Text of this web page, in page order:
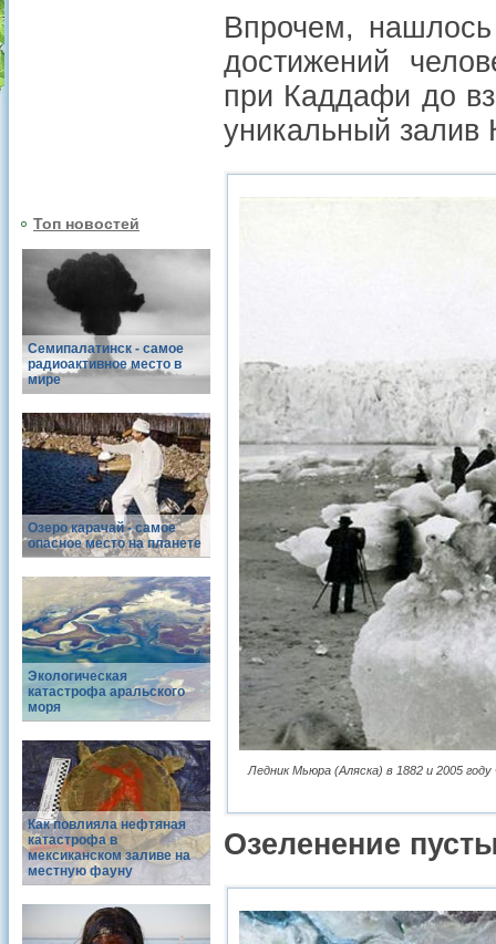
Топ новостей
Семипалатинск - cамое
радиоактивное место в
мире
Озеро карачай - самое
опасное место на планете
Экологическая
катастрофа аральского
моря
Как повлияла нефтяная
катастрофа в
мексиканском заливе на
местную фауну
Впрочем,
достижений
при Каддафи до
уникальный залив
Ледник Мьюра (Аляска) в 1882 и 2005
Озеленение